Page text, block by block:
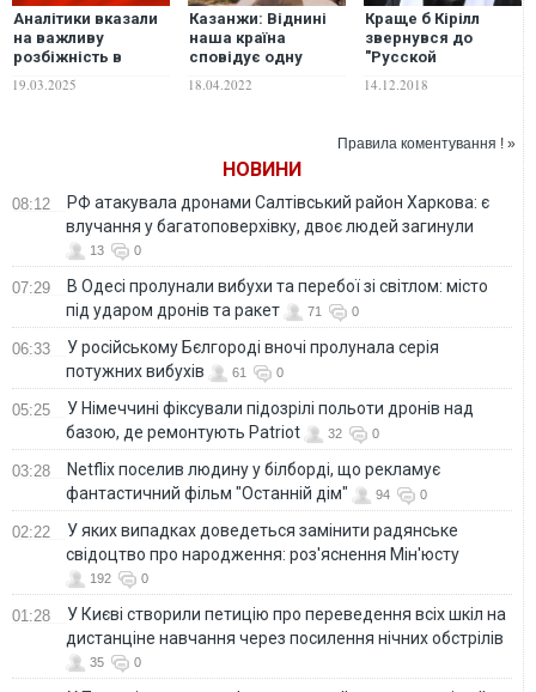
Аналітики вказали
на важливу
розбіжність в
щодо ідеї про
19.03.2025
Казанжи: Віднині
наша країна
сповідує одну
18.04.2022
Краще б Кірілл
звернувся до
"Русской
армии", щоб вони
молилися, а не тут
14.12.2018
Правила коментування ! »
НОВИНИ
08:12
РФ атакувала дронами Салтівський район Харкова: є
влучання у багатоповерхівку, двоє людей загинули
13 0
07:29
В Одесі пролунали вибухи та перебої зі світлом: місто
під ударом дронів та ракет
71 0
06:33
У російському Бєлгороді вночі пролунала серія
потужних вибухів
61 0
05:25
У Німеччині фіксували підозрілі польоти дронів над
базою, де ремонтують Patriot
32 0
03:28
Netflix поселив людину у білборді, що рекламує
фантастичний фільм "Останній дім"
94 0
02:22
У яких випадках доведеться замінити радянське
свідоцтво про народження: роз'яснення Мін'юсту
192 0
01:28
У Києві створили петицію про переведення всіх шкіл на
дистанціне навчання через посилення нічних обстрілів
35 0